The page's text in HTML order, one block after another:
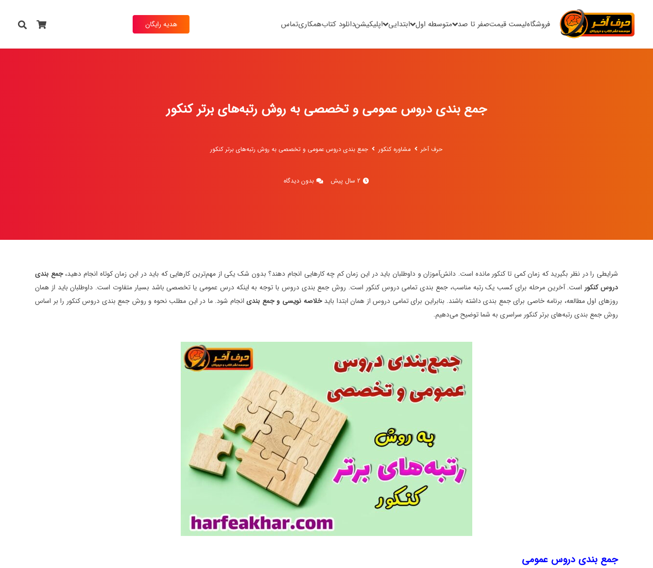
فروشگاهلیست قیمتصفر تا صد متوسطه اول ابتدایی اپلیکیشندانلود کتابهمکاریتماس هدیه رایگان
جمع بندی دروس عمومی و تخصصی به روش رتبه‌های برتر کنکور
حرف آخر مشاوره کنکور جمع بندی دروس عمومی و تخصصی به روش رتبه‌های برتر کنکور
2 سال پیش بدون دیدگاه
شرایطی را در نظر بگیرید که زمان کمی تا کنکور مانده است. دانش‌آموزان و داوطلبان باید در این زمان کم چه کارهایی انجام دهند؟ بدون شک یکی از مهم‌ترین کارهایی که باید در این زمان کوتاه انجام دهید،جمع بندی
دروس کنکور است. آخرین مرحله برای کسب یک رتبه مناسب، جمع بندی تمامی دروس کنکور است. روش جمع بندی دروس با توجه به اینکه درس عمومی یا تخصصی باشد بسیار متفاوت است. داوطلبان باید از همان
روزهای اول مطالعه، برنامه خاصی برای جمع بندی داشته باشند. بنابراین برای تمامی دروس از همان ابتدا بایدخلاصه نویسی و جمع بندیانجام شود. ما در این مطلب نحوه و روش جمع بندی دروس کنکور را بر اساس
روش جمع بندی رتبه‌های برتر کنکور سراسری به شما توضیح می‌دهیم.
جمع بندی دروس عمومی